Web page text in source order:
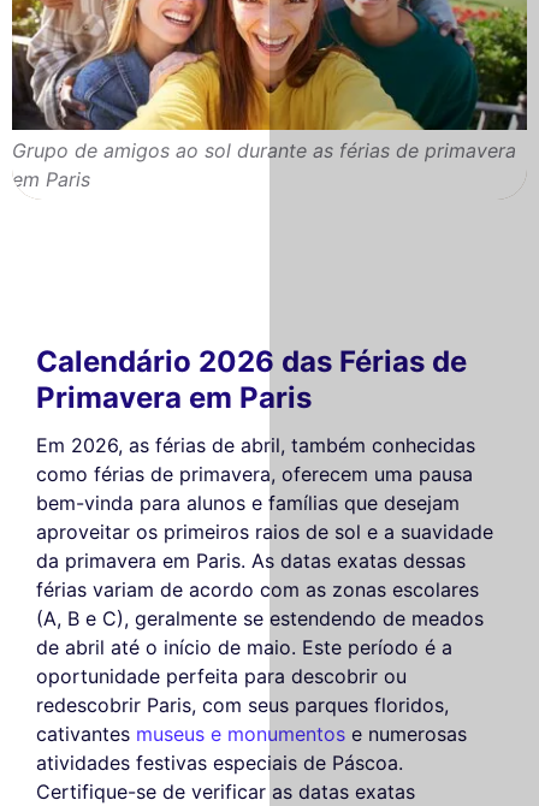
Grupo de amigos ao sol durante as férias de primavera
em Paris
Calendário 2026 das Férias de
Primavera em Paris
Em 2026, as férias de abril, também conhecidas
como férias de primavera, oferecem uma pausa
bem-vinda para alunos e famílias que desejam
aproveitar os primeiros raios de sol e a suavidade
da primavera em Paris. As datas exatas dessas
férias variam de acordo com as zonas escolares
(A, B e C), geralmente se estendendo de meados
de abril até o início de maio. Este período é a
oportunidade perfeita para descobrir ou
redescobrir Paris, com seus parques floridos,
cativantes museus e monumentos e numerosas
atividades festivas especiais de Páscoa.
Certifique-se de verificar as datas exatas